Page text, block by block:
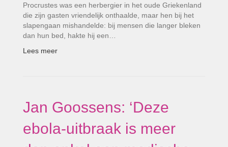
Procrustes was een herbergier in het oude Griekenland
die zijn gasten vriendelijk onthaalde, maar hen bij het
slapengaan mishandelde: bij mensen die langer bleken
dan hun bed, hakte hij een…
Lees meer
Jan Goossens: ‘Deze
ebola-uitbraak is meer